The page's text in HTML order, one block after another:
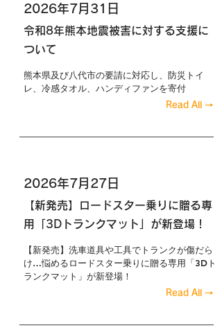
2026年7月31日
令和8年熊本地震被害に対する支援に
ついて
熊本県及び八代市の要請に対応し、防災トイ
レ、冷感タオル、ハンディファンを寄付
Read All →
2026年7月27日
【新発売】ロードスター乗りに贈る専
用「3Dトランクマット」が新登場！
【新発売】洗車道具や工具でトランクが傷だら
け…悩めるロードスター乗りに贈る専用「3Dト
ランクマット」が新登場！
Read All →